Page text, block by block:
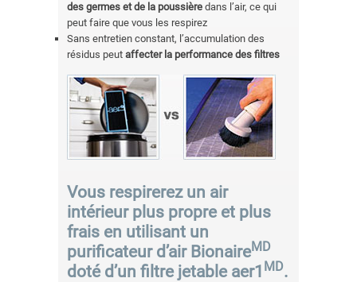
des germes et de la poussière dans l’air, ce qui
peut faire que vous les respirez
Sans entretien constant, l’accumulation des
résidus peut affecter la performance des filtres
Vous respirerez un air
intérieur plus propre et plus
frais en utilisant un
purificateur d’air BionaireMD
doté d’un filtre jetable aer1 MD.